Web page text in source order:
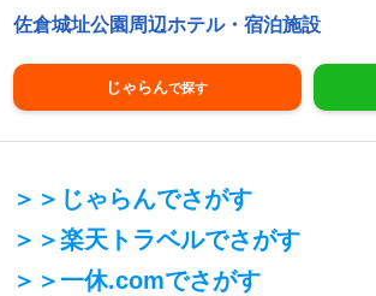
佐倉城址公園周辺ホテル・宿泊施設
じゃらん
＞＞じゃらんでさがす
＞＞楽天トラベルでさがす
＞＞一休.comでさがす